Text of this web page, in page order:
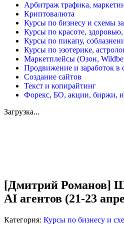
Арбитраж трафика,
Криптовалюта
Курсы по бизнесу и схемы
Курсы по красоте,
Курсы по пикапу,
Курсы по эзотерике,
Маркетплейсы (Озон,
Продвижение и заработок в
Создание сайтов
Текст и копирайтинг
Форекс, БО, акции, биржи,
Загрузка...
[Дмитрий Романов]
AI агентов (21-23
Категория: Курсы по бизнесу и